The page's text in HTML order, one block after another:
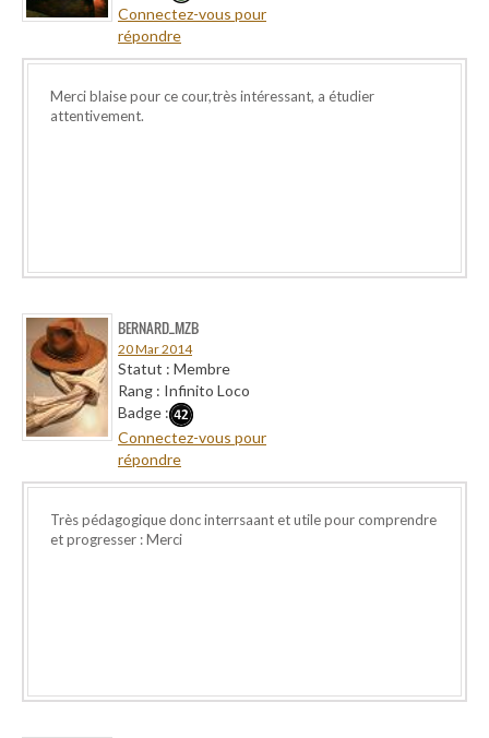
Connectez-vous pour
répondre
Merci blaise pour ce cour,très intéressant, a étudier
attentivement.
BERNARD_MZB
20 Mar 2014
Statut : Membre
Rang : Infinito Loco
Badge :
Connectez-vous pour
répondre
Très pédagogique donc interrsaant et utile pour comprendre
et progresser : Merci